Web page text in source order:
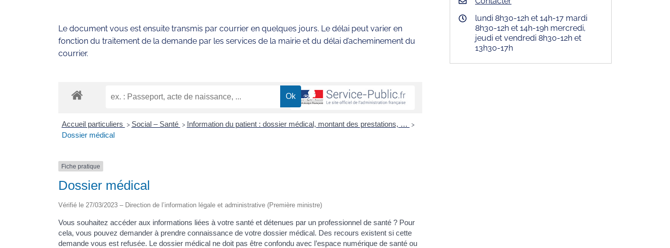
Le document vous est ensuite transmis par courrier en quelques jours. Le délai peut varier en
fonction du traitement de la demande par les services de la mairie et du délai d’acheminement du
courrier.
Accueil particuliers > Social – Santé > Information du patient : dossier médical, montant des prestations, … >
Dossier médical
Fiche pratique
Dossier médical
Vérifié le 27/03/2023 – Direction de l’information légale et administrative (Première ministre)
Vous souhaitez accéder aux informations liées à votre santé et détenues par un professionnel de santé ? Pour
cela, vous pouvez demander à prendre connaissance de votre dossier médical. Des recours existent si cette
demande vous est refusée. Le dossier médical ne doit pas être confondu avec l’espace numérique de santé ou
lundi 8h30-12h et 14h-17 mardi
8h30-12h et 14h-19h mercredi,
jeudi et vendredi 8h30-12h et
13h30-17h